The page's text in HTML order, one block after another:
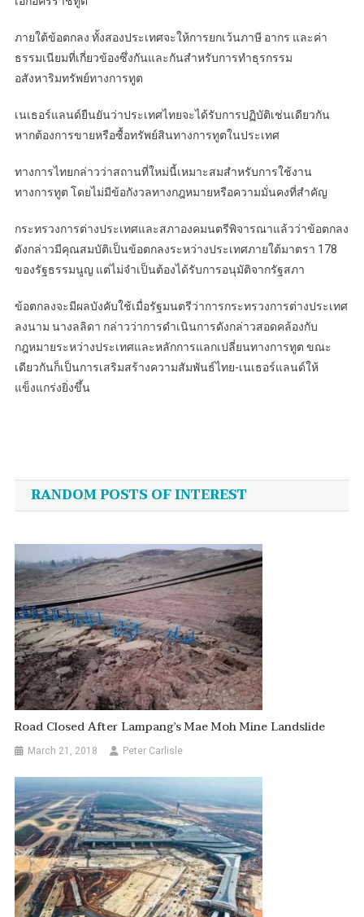
ภายใต้ข้อตกลง ทั้งสองประเทศจะให้การยกเว้นภาษี อากร และค่า
ธรรมเนียมที่เกี่ยวข้องซึ่งกันและกันสำหรับการทำธุรกรรม
อสังหาริมทรัพย์ทางการทูต
เนเธอร์แลนด์ยืนยันว่าประเทศไทยจะได้รับการปฏิบัติเช่นเดียวกัน
หากต้องการขายหรือซื้อทรัพย์สินทางการทูตในประเทศ
ทางการไทยกล่าวว่าสถานที่ใหม่นี้เหมาะสมสำหรับการใช้งาน
ทางการทูต โดยไม่มีข้อกังวลทางกฎหมายหรือความมั่นคงที่สำคัญ
กระทรวงการต่างประเทศและสภาองคมนตรีพิจารณาแล้วว่าข้อตกลง
ดังกล่าวมีคุณสมบัติเป็นข้อตกลงระหว่างประเทศภายใต้มาตรา 178
ของรัฐธรรมนูญ แต่ไม่จำเป็นต้องได้รับการอนุมัติจากรัฐสภา
ข้อตกลงจะมีผลบังคับใช้เมื่อรัฐมนตรีว่าการกระทรวงการต่างประเทศ
ลงนาม นางลลิดา กล่าวว่าการดำเนินการดังกล่าวสอดคล้องกับ
กฎหมายระหว่างประเทศและหลักการแลกเปลี่ยนทางการทูต ขณะ
เดียวกันก็เป็นการเสริมสร้างความสัมพันธ์ไทย-เนเธอร์แลนด์ให้
แข็งแกร่งยิ่งขึ้น
navigation
RANDOM POSTS OF INTEREST
Road Closed After Lampang’s Mae Moh Mine Landslide
March 21, 2018 Peter Carlisle